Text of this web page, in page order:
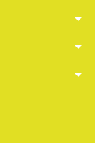
arrow_drop_down
arrow_drop_down
arrow_drop_down